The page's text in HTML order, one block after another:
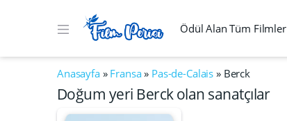
Ödül Alan Tüm Filmler
Anasayfa» Fransa» Pas-de-Calais » Berck
Doğum yeri Berck olan sanatçılar